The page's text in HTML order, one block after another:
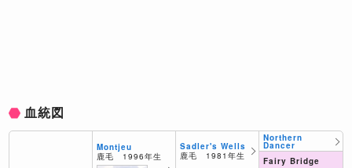
血統図
Montjeu
鹿毛 1996年生
Sadler's Wells
鹿毛 1981年生
Northern
Dancer
Fairy Bridge